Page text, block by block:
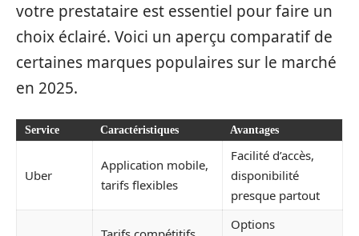
votre prestataire est essentiel pour faire un
choix éclairé. Voici un aperçu comparatif de
certaines marques populaires sur le marché
en 2025.
Service Caractéristiques Avantages
Uber
Application mobile,
tarifs flexibles
Facilité d’accès,
disponibilité
presque partout
Options